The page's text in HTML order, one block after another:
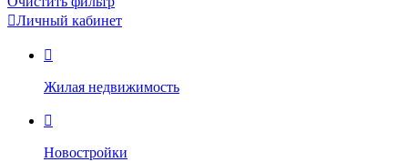
Личный кабинет

Жилая недвижимость

Новостройки